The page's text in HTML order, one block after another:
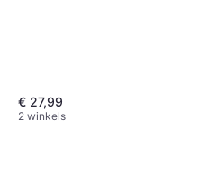
€ 27,99
2 winkels